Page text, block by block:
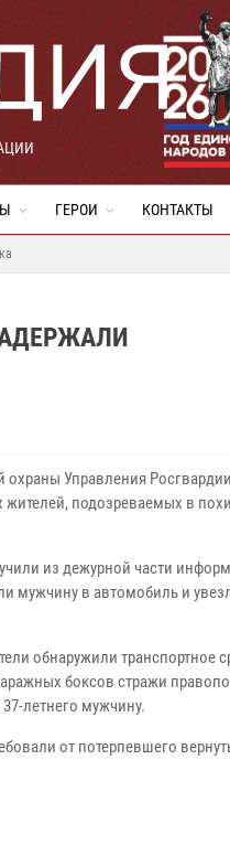
ГЕРОИ КОНТАКТЫ
охраны Управления
жителей, подозреваемых в
из дежурной части
мужчину в автомобиль и
обнаружили транспортное
боксов стражи
летнего мужчину.
от потерпевшего